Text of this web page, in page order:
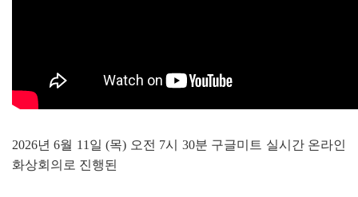
2026년 6월 11일 (목) 오전 7시 30분 구글미트 실시간 온라인
화상회의로 진행된